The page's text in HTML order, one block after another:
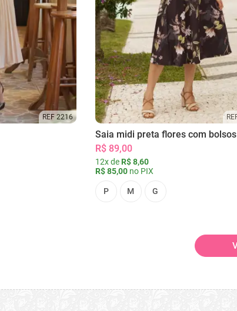
REF 2216
Saia midi preta flores com bolsos
R$ 89,00
12x de R$ 8,60
R$ 85,00no PIX
P M G